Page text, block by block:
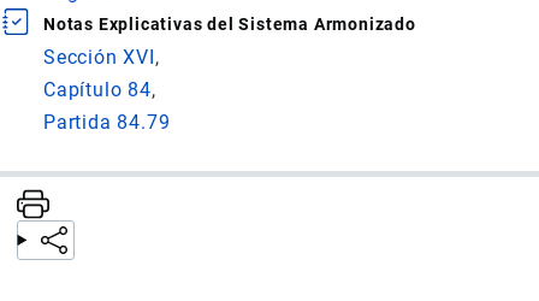
Notas Explicativas del Sistema Armonizado
Sección XVI
Capítulo 84
Partida 84.79